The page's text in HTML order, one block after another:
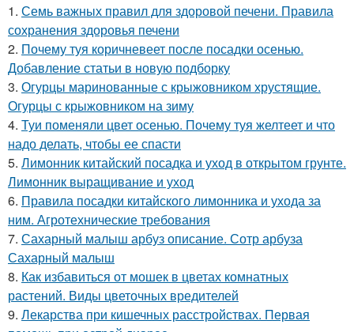
1. Семь важных правил для здоровой печени. Правила
сохранения здоровья печени
2. Почему туя коричневеет после посадки осенью.
Добавление статьи в новую подборку
3. Огурцы маринованные с крыжовником хрустящие.
Огурцы с крыжовником на зиму
4. Туи поменяли цвет осенью. Почему туя желтеет и что
надо делать, чтобы ее спасти
5. Лимонник китайский посадка и уход в открытом грунте.
Лимонник выращивание и уход
6. Правила посадки китайского лимонника и ухода за
ним. Агротехнические требования
7. Сахарный малыш арбуз описание. Сотр арбуза
Сахарный малыш
8. Как избавиться от мошек в цветах комнатных
растений. Виды цветочных вредителей
9. Лекарства при кишечных расстройствах. Первая